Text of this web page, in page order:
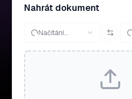
Nahrát dokument
Načítání…